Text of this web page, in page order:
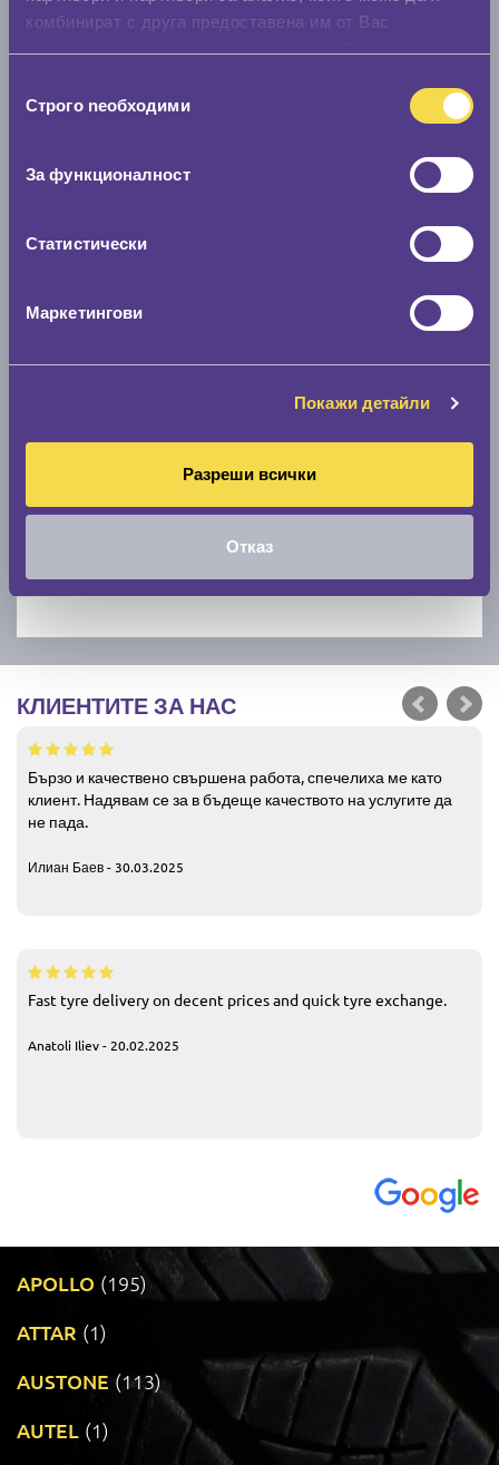
комбинират с друга предоставена им от Вас
наСтрого nеобходими
За функционалност
Статистически
Маркетингови
Покажи детайли
Разреши всички
Отказ
КЛИЕНТИТЕ ЗА НАС
Бързо и качествено свършена работа, спечелиха ме като
клиент. Надявам се за в бъдеще качеството на услугите да
не пада.
Илиан Баев - 30.03.2025
Fast tyre delivery on decent prices and quick tyre exchange.
Anatoli Iliev - 20.02.2025
APOLLO (195)
ATTAR (1)
AUSTONE (113)
AUTEL (1)